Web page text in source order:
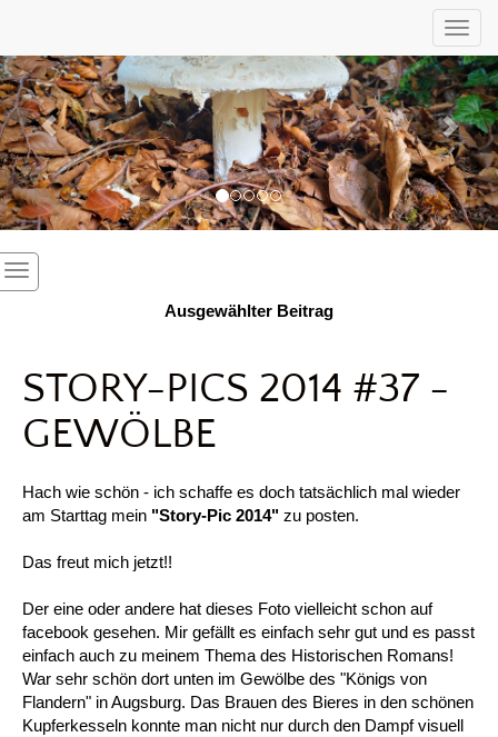
Ausgewählter Beitrag
STORY-PICS 2014 #37 -
GEWÖLBE
Hach wie schön - ich schaffe es doch tatsächlich mal wieder
am Starttag mein "Story-Pic 2014" zu posten.
Das freut mich jetzt!!
Der eine oder andere hat dieses Foto vielleicht schon auf
facebook gesehen. Mir gefällt es einfach sehr gut und es passt
einfach auch zu meinem Thema des Historischen Romans!
War sehr schön dort unten im Gewölbe des "Königs von
Flandern" in Augsburg. Das Brauen des Bieres in den schönen
Kupferkesseln konnte man nicht nur durch den Dampf visuell